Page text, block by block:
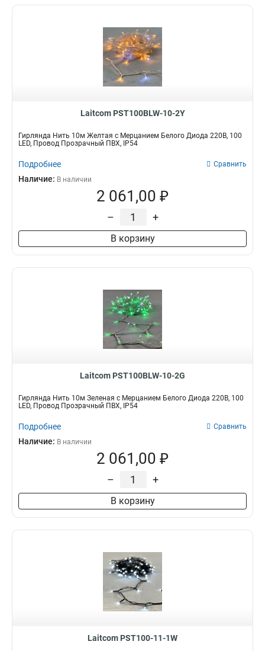
Laitcom PST100BLW-10-2Y
Гирлянда Нить 10м Желтая с Мерцанием Белого Диода 220В, 100
LED, Провод Прозрачный ПВХ, IP54
Подробнее Сравнить
Наличие: В наличии
2 061,00 ₽
– +
В корзину
Laitcom PST100BLW-10-2G
Гирлянда Нить 10м Зеленая с Мерцанием Белого Диода 220В, 100
LED, Провод Прозрачный ПВХ, IP54
Подробнее Сравнить
Наличие: В наличии
2 061,00 ₽
– +
В корзину
Laitcom PST100-11-1W